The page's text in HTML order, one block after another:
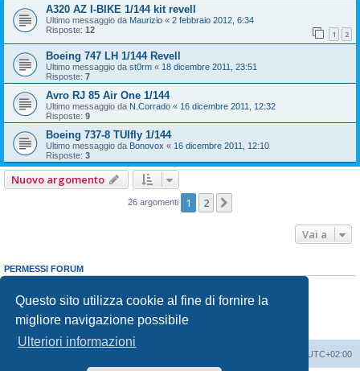
Questo sito utilizza cookie al fine di fornire la
migliore navigazione possibile
Ulteriori informazioni
A320 AZ I-BIKE 1/144 kit revell
Ultimo messaggio da Maurizio « 2 febbraio 2012, 6:34
Risposte: 12 1 2
Boeing 747 LH 1/144 Revell
Ultimo messaggio da st0rm « 18 dicembre 2011, 23:51
Risposte: 7
Avro RJ 85 Air One 1/144
Ultimo messaggio da N.Corrado « 16 dicembre 2011, 12:32
Risposte: 9
Boeing 737-8 TUIfly 1/144
Ultimo messaggio da Bonovox « 16 dicembre 2011, 12:10
Risposte: 3
Nuovo argomento
26 argomenti 1 2
Vai a
PERMESSI FORUM
Non puoi
rispondere negli argomenti
Non puoimodificare i tuoi messaggi
Non puoicancellare i tuoi messaggi
Non puoi
inviare allegati
UTC+02:00